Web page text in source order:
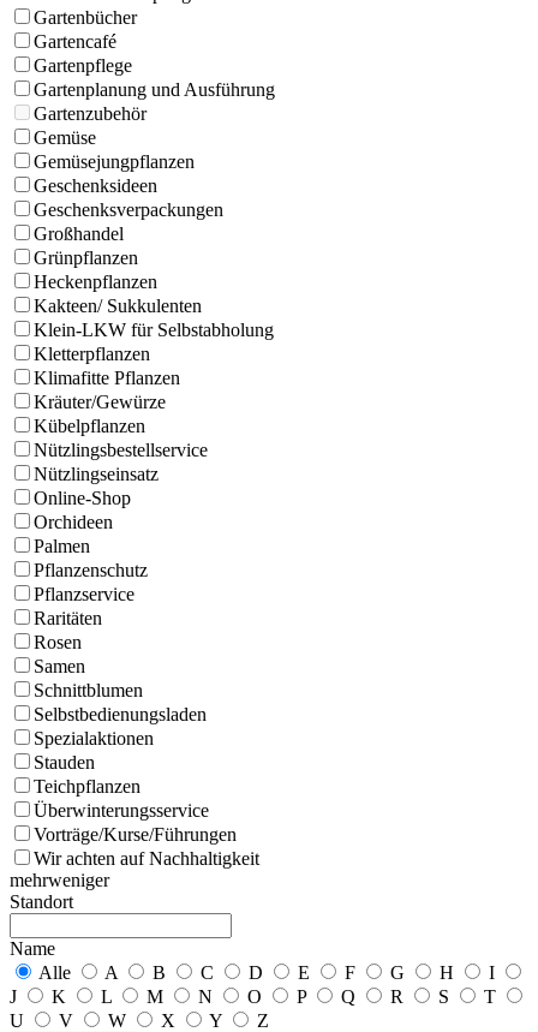
Gartenbücher
Gartencafé
Gartenpflege
Gartenplanung und Ausführung
Gartenzubehör
Gemüse
Gemüsejungpflanzen
Geschenksideen
Geschenksverpackungen
Großhandel
Grünpflanzen
Heckenpflanzen
Kakteen/ Sukkulenten
Klein-LKW für Selbstabholung
Kletterpflanzen
Klimafitte Pflanzen
Kräuter/Gewürze
Kübelpflanzen
Nützlingsbestellservice
Nützlingseinsatz
Online-Shop
Orchideen
Palmen
Pflanzenschutz
Pflanzservice
Raritäten
Rosen
Samen
Schnittblumen
Selbstbedienungsladen
Spezialaktionen
Stauden
Teichpflanzen
Überwinterungsservice
Vorträge/Kurse/Führungen
Wir achten auf Nachhaltigkeit
mehrweniger
Standort
Name
Alle
A B C D E F G H
I
J
K L M N O P Q R S
T
U
V W X Y Z